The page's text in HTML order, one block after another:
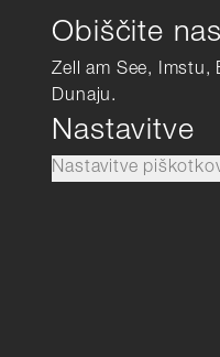
Obiščite
Zell am See, Imstu,
Dunaju.
Nastavitve
Nastavitve